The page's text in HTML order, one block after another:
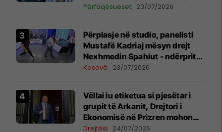
Messi mbetet i dyti
Përfaqësueset 23/07/2026
Përplasje në studio, panelisti
Mustafë Kadriaj mësyn drejt
Nexhmedin Spahiut - ndërpritet
transmetimi
Kosovë 23/07/2026
Vëllai iu etiketua si pjesëtar i
grupit të Arkanit, Drejtori i
Ekonomisë në Prizren mohon
pretendimet
Drejtësi 24/07/2026